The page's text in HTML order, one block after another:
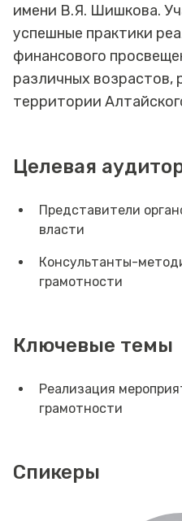
имени В.Я. Шишкова.
успешные практики
финансового
различных возрастов,
территории
Целевая
Представители
власти
Консультанты-
грамотности
Ключевые темы
Реализация
грамотности
Спикеры